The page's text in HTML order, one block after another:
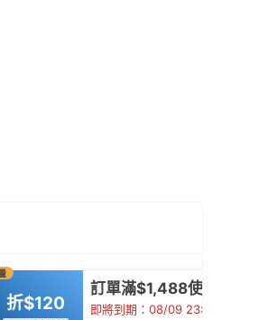
折$120
訂單滿$1,488使用
即將到期：08/09 23:59失效